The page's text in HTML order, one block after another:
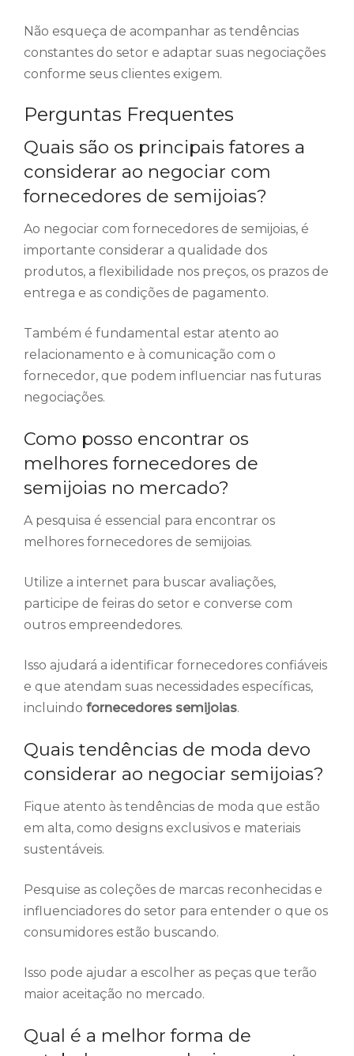
Não esqueça de acompanhar as tendências
constantes do setor e adaptar suas negociações
conforme seus clientes exigem.
Perguntas Frequentes
Quais são os principais fatores a
considerar ao negociar com
fornecedores de semijoias?
Ao negociar com fornecedores de semijoias, é
importante considerar a qualidade dos
produtos, a flexibilidade nos preços, os prazos de
entrega e as condições de pagamento.
Também é fundamental estar atento ao
relacionamento e à comunicação com o
fornecedor, que podem influenciar nas futuras
negociações.
Como posso encontrar os
melhores fornecedores de
semijoias no mercado?
A pesquisa é essencial para encontrar os
melhores fornecedores de semijoias.
Utilize a internet para buscar avaliações,
participe de feiras do setor e converse com
outros empreendedores.
Isso ajudará a identificar fornecedores confiáveis
e que atendam suas necessidades específicas,
incluindo fornecedores semijoias.
Quais tendências de moda devo
considerar ao negociar semijoias?
Fique atento às tendências de moda que estão
em alta, como designs exclusivos e materiais
sustentáveis.
Pesquise as coleções de marcas reconhecidas e
influenciadores do setor para entender o que os
consumidores estão buscando.
Isso pode ajudar a escolher as peças que terão
maior aceitação no mercado.
Qual é a melhor forma de